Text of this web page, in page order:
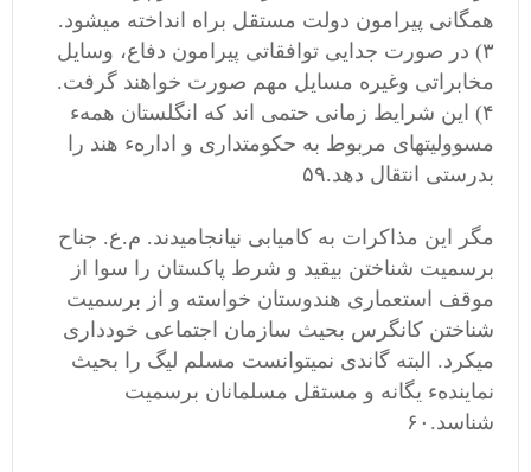
همگانی پیرامون دولت مستقل براه انداخته میشود.
۳) در صورت جدایی توافقاتی پیرامون دفاع، وسایل
مخابراتی وغیره مسایل مهم صورت خواهند گرفت.
۴) این شرایط زمانی حتمی اند که انگلستان همهء
مسوولیتهای مربوط به حکومتداری و ادارهء هند را
بدرستی انتقال دهد.۵۹
مگر این مذاکرات به کامیابی نیانجامیدند. م.ع. جناح
برسمیت شناختن بیقید و شرط پاکستان را سوا از
موقف استعماری هندوستان خواسته و از برسمیت
شناختن کانگرس بحیث سازمان اجتماعی خودداری
میکرد. البته گاندی نمیتوانست مسلم لیگ را بحیث
نمایندهء یگانه و مستقل مسلمانان برسمیت
شناسد.۶۰